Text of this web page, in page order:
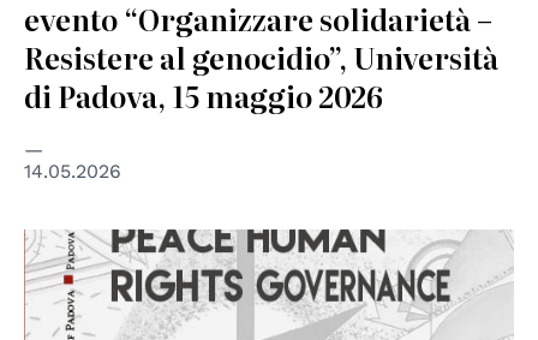
evento “Organizzare solidarietà –
Resistere al genocidio”, Università
di Padova, 15 maggio 2026
14.05.2026